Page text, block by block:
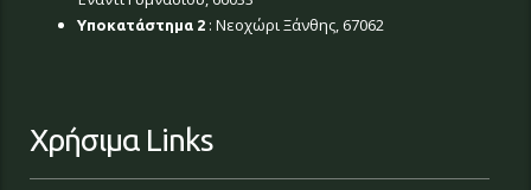
Υποκατάστημα 2 : Νεοχώρι Ξάνθης, 67062
Χρήσιμα Links